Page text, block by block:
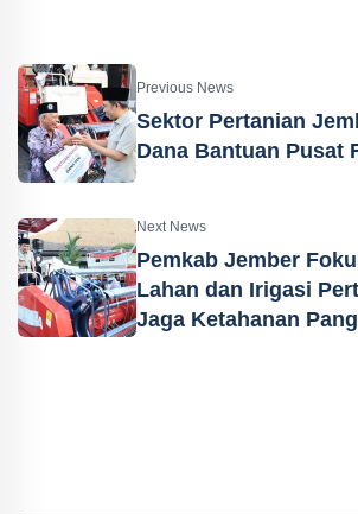
Previous News
Sektor Pertanian
Dana Bantuan Pusat
Next News
Pemkab Jember
Lahan dan Irigasi
Jaga Ketahanan